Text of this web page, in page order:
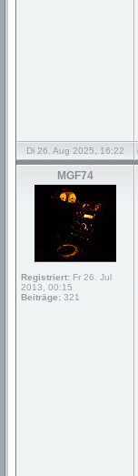
Di 26. Aug 2025, 16:22
MGF74
Registriert: Fr 26. Jul
2013, 00:15
Beiträge: 321